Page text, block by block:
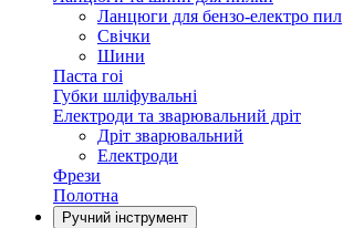
Ланцюги для бензо-електро пил
Свічки
Шини
Паста гоі
Губки шліфувальні
Електроди та зварювальний дріт
Дріт зварювальний
Електроди
Фрези
Полотна
Ручний інструмент